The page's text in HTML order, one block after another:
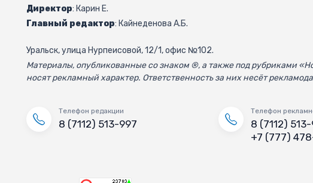
Директор: Карин Е.
Главный редактор: Кайнеденова А.Б.
Уральск, улица Нурпеисовой, 12/1, офис №102.
Материалы, опубликованные со знаком ®, а также под рубриками
носят рекламный характер. Ответственность за них несёт
Телефон редакции
8 (7112) 513-997
Телефон
8 (7112)
+7 (777)